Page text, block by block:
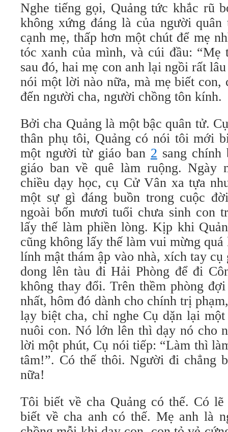
Nghe tiếng gọi, Quảng tức khắc rũ
không xứng đáng là của người
cạnh mẹ, thấp hơn một chút để mẹ
tóc xanh của mình, và cúi đầu: “Mẹ
sau đó, hai mẹ con anh lại ngồi rất
nói một lời nào nữa, mà mẹ biết con,
đến người cha, người chồng tôn kính.
Bởi cha Quảng là một bậc quân tử.
thân phụ tôi, Quảng có nói tôi mới
một người từ giáo ban 2 sang
giáo ban về quê làm ruộng. Ngày
chiều dạy học, cụ Cử Vân xa tựa
một sự gì đáng buồn trong cuộc
ngoài bốn mươi tuổi chưa sinh con
lấy thế làm phiền lòng. Kịp khi
cũng không lấy thế làm vui mừng
lính mật thám ập vào nhà, xích tay
dong lên tàu đi Hải Phòng để đi
không thay đổi. Trên thềm phòng
nhất, hôm đó dành cho chính trị
lạy biệt cha, chỉ nghe Cụ dặn lại
nuôi con. Nó lớn lên thì dạy nó cho
lời một phút, Cụ nói tiếp: “Làm thì
tâm!”. Có thế thôi. Người đi chẳng
nữa!
Tôi biết về cha Quảng có thế. Có
biết về cha anh có thế. Mẹ anh là